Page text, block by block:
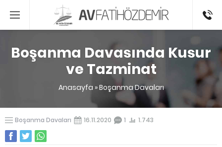
Boşanma Davasında Kusur
ve Tazminat
Anasayfa »Boşanma Davaları
Boşanma Davaları 16.11.2020 1 1.743